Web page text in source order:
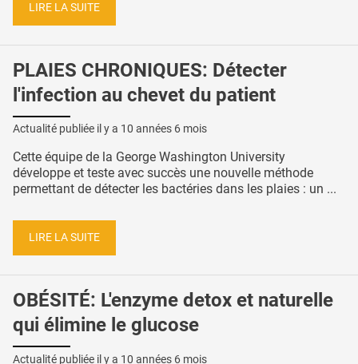
LIRE LA SUITE
PLAIES CHRONIQUES: Détecter
l'infection au chevet du patient
Actualité publiée il y a 10 années 6 mois
Cette équipe de la George Washington University
développe et teste avec succès une nouvelle méthode
permettant de détecter les bactéries dans les plaies : un ...
LIRE LA SUITE
OBÉSITÉ: L'enzyme detox et naturelle
qui élimine le glucose
Actualité publiée il y a 10 années 6 mois